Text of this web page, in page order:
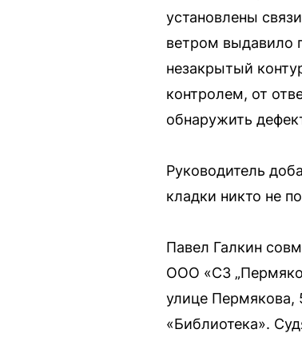
установлены
ветром выдавило
незакрытый
контролем, от
обнаружить
Руководитель
кладки никто не
Павел Галкин
ООО «СЗ
улице Пермякова,
«Библиотека».